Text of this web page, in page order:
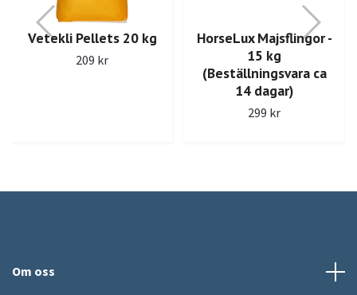
Vetekli Pellets 20 kg
209 kr
HorseLux Majsflingor -
15 kg
(Beställningsvara ca
14 dagar)
299 kr
Om oss